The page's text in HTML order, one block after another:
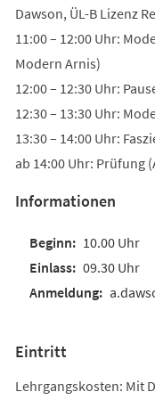
Dawson, ÜL-B Lizenz
11:00 – 12:00 Uhr:
Modern Arnis)
12:00 – 12:30 Uhr:
12:30 – 13:30 Uhr:
13:30 – 14:00 Uhr:
ab 14:00 Uhr: Prüfung
Informationen
10.00 Uhr
09.30 Uhr
Eintritt
Lehrgangskosten: Mit